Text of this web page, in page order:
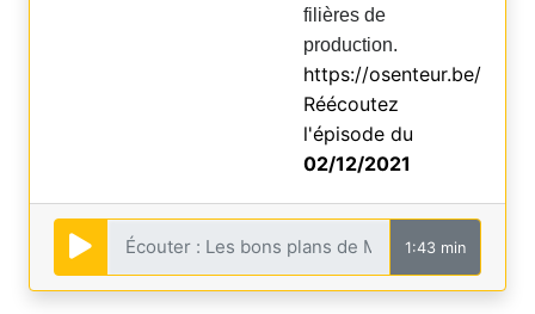
filières de
production.
https://osenteur.be/
Réécoutez
l'épisode du
02/12/2021
1:43 min